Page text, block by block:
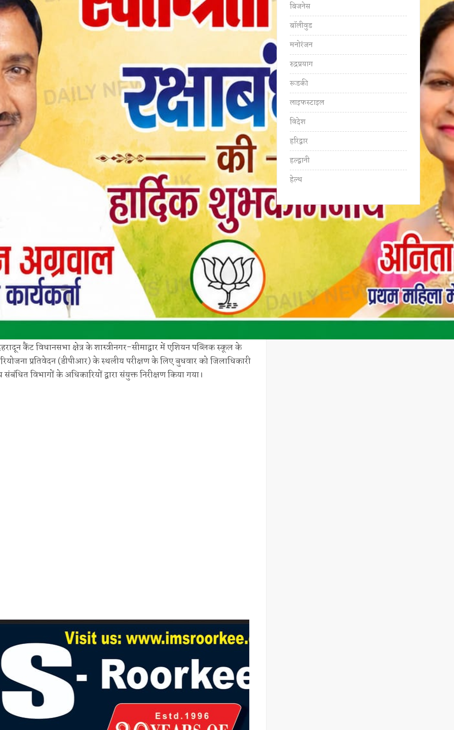
कैंट विधानसभा क्षेत्र के शास्त्रीनगर-सीमाद्वार में एशियन पब्लिक स्कूल के
प्रतिवेदन (डीपीआर) के स्थलीय परीक्षण के लिए बुधवार को जिलाधिकारी
विभागों के अधिकारियों द्वारा संयुक्त निरीक्षण किया गया।
बिजनेस
बॉलीवुड
मनोरंजन
रुद्रप्रयाग
रूडकी
लाइफस्टाइल
विदेश
हरिद्वार
हल्द्वानी
हेल्थ